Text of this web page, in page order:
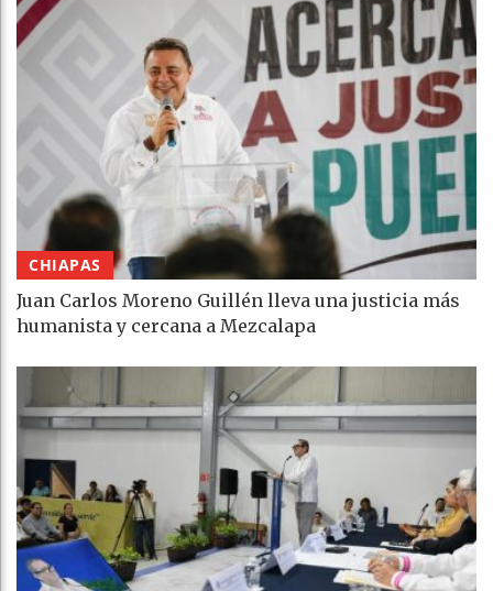
CHIAPAS
Juan Carlos Moreno Guillén lleva una justicia más
humanista y cercana a Mezcalapa